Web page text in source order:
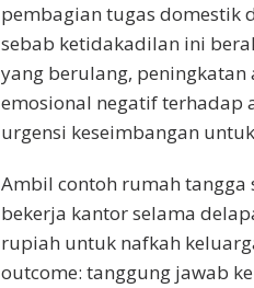
pembagian tugas domestik
sebab ketidakadilan ini
yang berulang,
emosional negatif terhadap
urgensi keseimbangan
Ambil contoh rumah tangga
bekerja kantor selama
rupiah untuk nafkah
outcome: tanggung jawab